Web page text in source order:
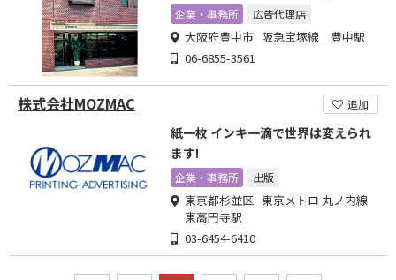
企業・事務所 広告代理店
大阪府豊中市 阪急宝塚線 豊中駅
06-6855-3561
株式会社MOZMAC 追加
紙一枚 インキ一滴で世界は変えられ
ます!
企業・事務所 出版
東京都杉並区 東京メトロ 丸ノ内線
東高円寺駅
03-6454-6410